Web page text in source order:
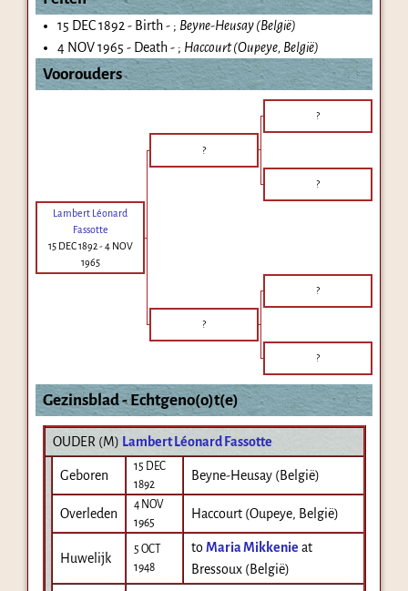
15 DEC 1892 - Birth - ; Beyne-Heusay (België)
4 NOV 1965 - Death - ; Haccourt (Oupeye, België)
Voorouders
?
?
?
Lambert Léonard
Fassotte
15 DEC 1892-4 NOV
1965
?
?
?
Gezinsblad - Echtgeno(o)t(e)
OUDER (M) Lambert Léonard Fassotte
Geboren
15 DEC
1892
Beyne-Heusay (België)
Overleden
4 NOV
1965
Haccourt (Oupeye, België)
Huwelijk
5 OCT
1948
toMaria Mikkenie at
Bressoux (België)